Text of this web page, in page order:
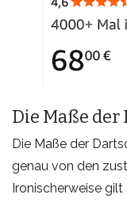
Die Maße
Die Maße der
genau von den
Ironischerweise